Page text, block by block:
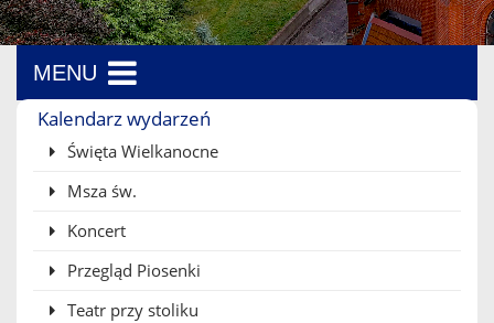
MENU
Menu boczne
Kalendarz wydarzeń
Święta Wielkanocne
Msza św.
Koncert
Przegląd Piosenki
Teatr przy stoliku